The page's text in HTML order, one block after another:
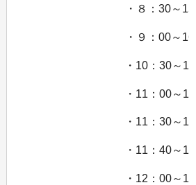
・８：30～
・９：00～
・10：30～
・11：00～
・11：30～
・11：40～
・12：00～